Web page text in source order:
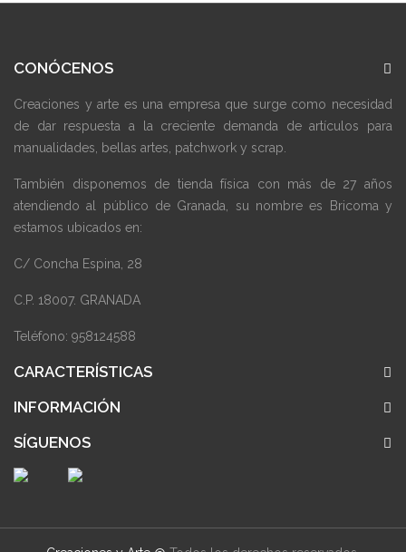
CONÓCENOS
Creaciones y arte es una empresa que surge como necesidad
de dar respuesta a la creciente demanda de artículos para
manualidades, bellas artes, patchwork y scrap.
También disponemos de tienda física con más de 27 años
atendiendo al público de Granada, su nombre es Bricoma y
estamos ubicados en:
C/ Concha Espina, 28
C.P. 18007. GRANADA
Teléfono: 958124588
CARACTERÍSTICAS
INFORMACIÓN
SÍGUENOS